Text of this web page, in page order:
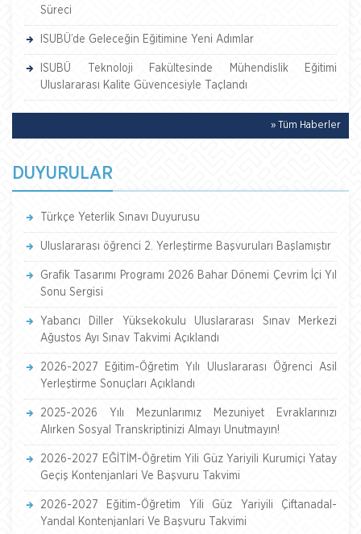
Süreci
ISUBÜ’de Geleceğin Eğitimine Yeni Adımlar
ISUBÜ Teknoloji Fakültesinde Mühendislik Eğitimi
Uluslararası Kalite Güvencesiyle Taçlandı
» Tüm Haberler
DUYURULAR
Türkçe Yeterlik Sınavı Duyurusu
Uluslararası öğrenci 2. Yerleştirme Başvuruları Başlamıştır
Grafik Tasarımı Programı 2026 Bahar Dönemi Çevrim İçi Yıl
Sonu Sergisi
Yabancı Diller Yüksekokulu Uluslararası Sınav Merkezi
Ağustos Ayı Sınav Takvimi Açıklandı
2026-2027 Eğitim-Öğretim Yılı Uluslararası Öğrenci Asil
Yerleştirme Sonuçları Açıklandı
2025-2026 Yılı Mezunlarımız Mezuniyet Evraklarınızı
Alırken Sosyal Transkriptinizi Almayı Unutmayın!
2026-2027 EĞİTİM-Öğretim Yili Güz Yariyili Kurumiçi Yatay
Geçiş Kontenjanlari Ve Başvuru Takvimi
2026-2027 Eğitim-Öğretim Yili Güz Yariyili Çiftanadal-
Yandal Kontenjanlari Ve Başvuru Takvimi